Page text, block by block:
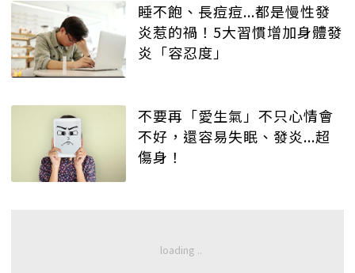
睡不飽、長痘痘...都是慢性發
炎惹的禍！5大習慣增加身體發
炎「容忍度」
不要再「愛生氣」不只心情會
不好，還容易失眠、發炎...超
傷身！